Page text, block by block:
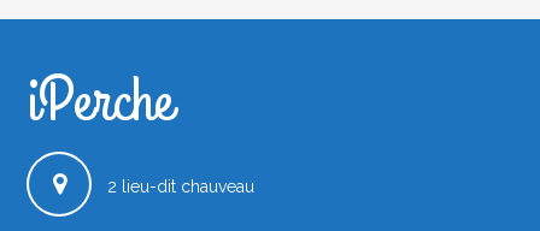
iPerche.fr
iPerche
2 lieu-dit chauveau